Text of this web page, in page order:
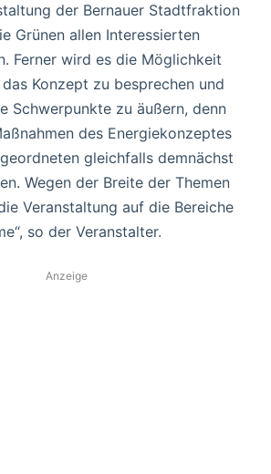
der Bernauer Stadtfraktion
Grünen allen Interessierten
Ferner wird es die Möglichkeit
Konzept zu besprechen und
Schwerpunkte zu äußern, denn
des Energiekonzeptes
gleichfalls demnächst
Wegen der Breite der Themen
Veranstaltung auf die Bereiche
so der Veranstalter.
Anzeige